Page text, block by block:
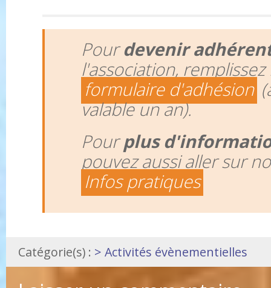
Pourdevenir
l'association, remplissez
formulaire d'adhésion
valable un an).
Pourplus
pouvez aussi aller sur
Infos pratiques
Catégorie(s) : > Activités évènementielles